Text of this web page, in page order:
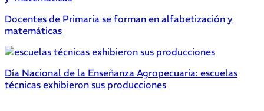
Docentes de Primaria se forman en alfabetización y
matemáticas
Día Nacional de la Enseñanza Agropecuaria: escuelas
técnicas exhibieron sus producciones